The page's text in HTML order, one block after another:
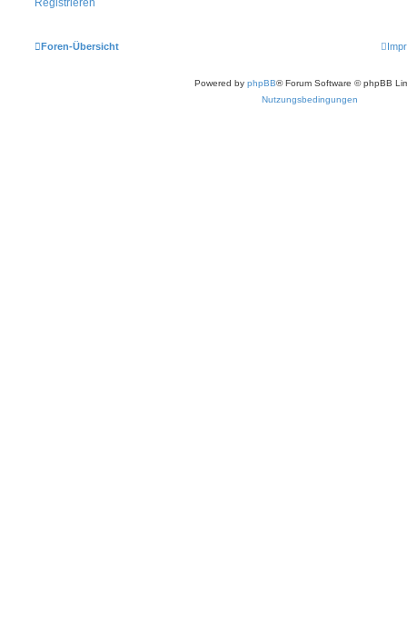
Registrieren
Foren-Übersicht
Powered by phpBB® Forum Software © phpBB
Nutzungsbedingungen